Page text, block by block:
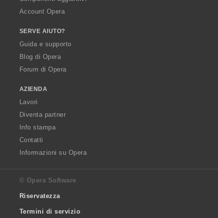
Account Opera
SERVE AIUTO?
Guida e supporto
Blog di Opera
Forum di Opera
AZIENDA
Lavori
Diventa partner
Info stampa
Contatti
Informazioni su Opera
© Opera Software
Riservatezza
Termini di servizio